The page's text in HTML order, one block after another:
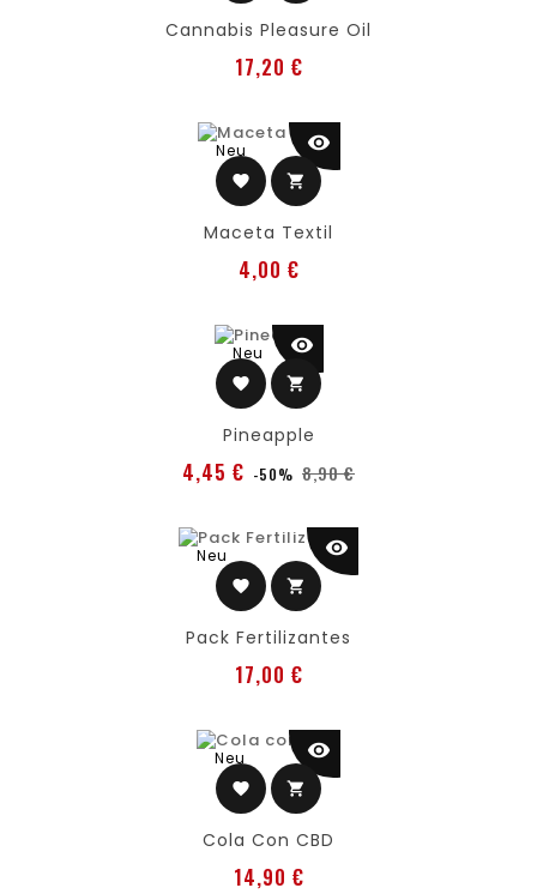
Cannabis Pleasure Oil
17,20 €Preis
Neu
favorite shopping_cart
visibility
Maceta Textil
4,00 €Preis
Neu
favorite shopping_cart
visibility
Pineapple
4,45 € Verkaufspreis
-50% 8,90 €Preis
Neu
favorite shopping_cart
visibility
Pack Fertilizantes
17,00 €Preis
Neu
favorite shopping_cart
visibility
Cola Con CBD
14,90 €Preis